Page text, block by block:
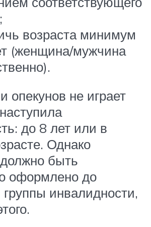
возраста минимум
(женщина/мужчина
опекунов не играет
до 8 лет или в
Однако
быть
оформлено до
инвалидности,